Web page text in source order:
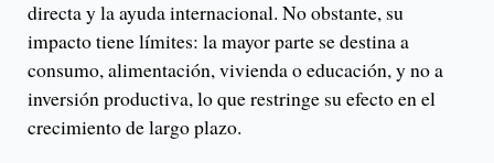
directa y la ayuda internacional. No obstante, su
impacto tiene límites: la mayor parte se destina a
consumo, alimentación, vivienda o educación, y no a
inversión productiva, lo que restringe su efecto en el
crecimiento de largo plazo.